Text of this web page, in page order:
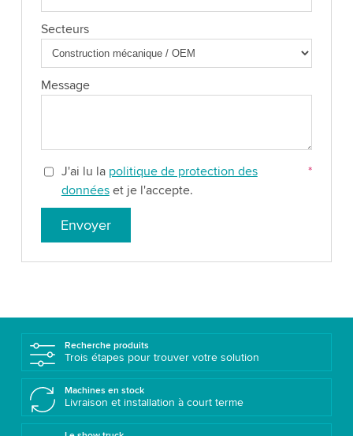
Secteurs
Message
J'ai lu la politique de protection des
donnéeset je l'accepte.
*
Envoyer
Recherche produits
Trois étapes pour trouver votre solution
Machines en stock
Livraison et installation à court terme